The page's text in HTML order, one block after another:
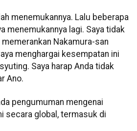
menemukannya. Lalu beberapa
menemukannya lagi. Saya tidak
Nakamura-san
menghargai kesempatan ini
Saya harap Anda tidak
Ano.
pengumuman mengenai
secara global, termasuk di